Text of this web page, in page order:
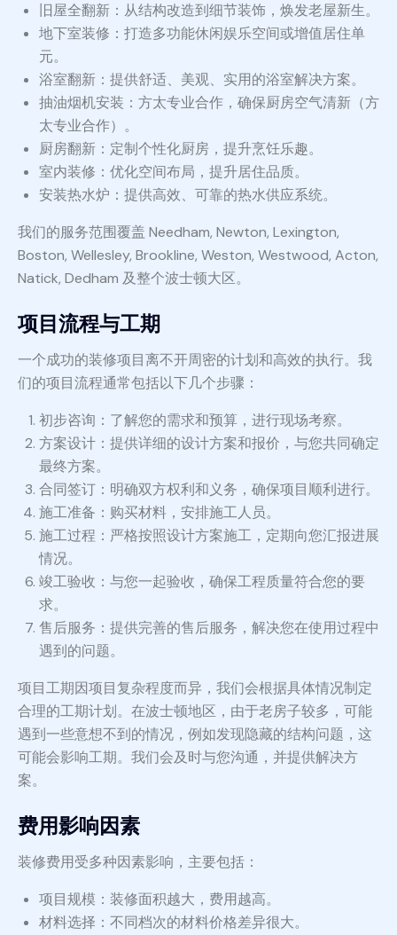
旧屋全翻新：从结构改造到细节装饰，焕发老屋新生。
地下室装修：打造多功能休闲娱乐空间或增值居住单
元。
浴室翻新：提供舒适、美观、实用的浴室解决方案。
抽油烟机安装：方太专业合作，确保厨房空气清新（方
太专业合作）。
厨房翻新：定制个性化厨房，提升烹饪乐趣。
室内装修：优化空间布局，提升居住品质。
安装热水炉：提供高效、可靠的热水供应系统。
我们的服务范围覆盖 Needham, Newton, Lexington,
Boston, Wellesley, Brookline, Weston, Westwood, Acton,
Natick, Dedham 及整个波士顿大区。
项目流程与工期
一个成功的装修项目离不开周密的计划和高效的执行。我
们的项目流程通常包括以下几个步骤：
初步咨询：了解您的需求和预算，进行现场考察。
方案设计：提供详细的设计方案和报价，与您共同确定
最终方案。
合同签订：明确双方权利和义务，确保项目顺利进行。
施工准备：购买材料，安排施工人员。
施工过程：严格按照设计方案施工，定期向您汇报进展
情况。
竣工验收：与您一起验收，确保工程质量符合您的要
求。
售后服务：提供完善的售后服务，解决您在使用过程中
遇到的问题。
项目工期因项目复杂程度而异，我们会根据具体情况制定
合理的工期计划。在波士顿地区，由于老房子较多，可能
遇到一些意想不到的情况，例如发现隐藏的结构问题，这
可能会影响工期。我们会及时与您沟通，并提供解决方
案。
费用影响因素
装修费用受多种因素影响，主要包括：
项目规模：装修面积越大，费用越高。
材料选择：不同档次的材料价格差异很大。